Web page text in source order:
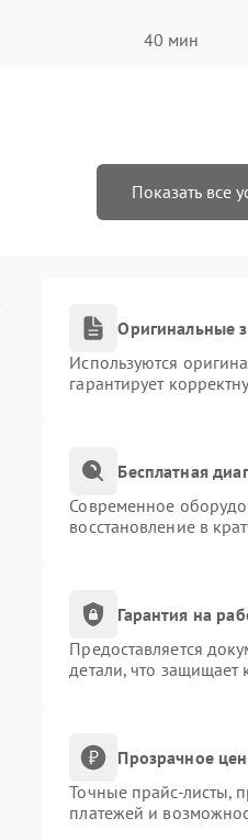
40 мин
Показать все
Оригинальные
Используются
гарантирует
Бесплатная
Современное
восстановление в
Гарантия на
Предоставляется
детали, что защищает
Прозрачное
Точные прайс-листы,
платежей и